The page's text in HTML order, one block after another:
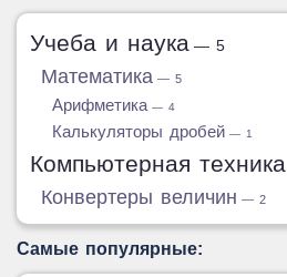
Учеба и наука — 5
Математика — 5
Арифметика — 4
Калькуляторы дробей — 1
Компьютерная техника
Конвертеры величин — 2
Самые популярные: